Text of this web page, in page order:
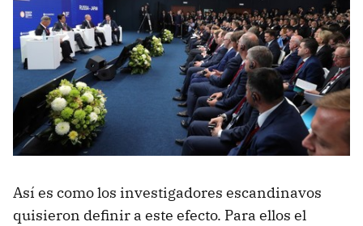
Así es como los investigadores escandinavos
quisieron definir a este efecto. Para ellos el